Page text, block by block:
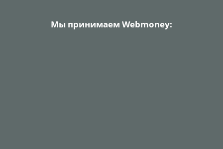
Мы принимаем Webmoney: